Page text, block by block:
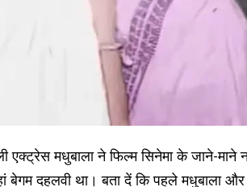
मधुबाला ने फिल्म सिनेमा के जाने-माने
बेगम दहलवी था। बता दें कि पहले मधुबाला और